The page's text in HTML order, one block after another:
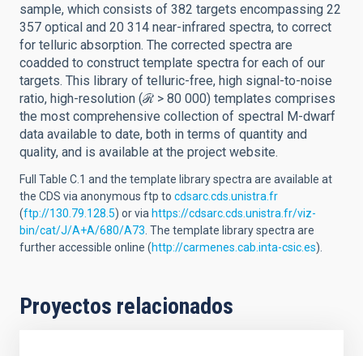
sample, which consists of 382 targets encompassing 22
357 optical and 20 314 near-infrared spectra, to correct
for telluric absorption. The corrected spectra are
coadded to construct template spectra for each of our
targets. This library of telluric-free, high signal-to-noise
ratio, high-resolution (ℛ > 80 000) templates comprises
the most comprehensive collection of spectral M-dwarf
data available to date, both in terms of quantity and
quality, and is available at the project website.
Full Table C.1 and the template library spectra are available at
the CDS via anonymous ftp to cdsarc.cds.unistra.fr
(ftp://130.79.128.5) or via https://cdsarc.cds.unistra.fr/viz-
bin/cat/J/A+A/680/A73 . The template library spectra are
further accessible online (http://carmenes.cab.inta-csic.es).
Proyectos relacionados